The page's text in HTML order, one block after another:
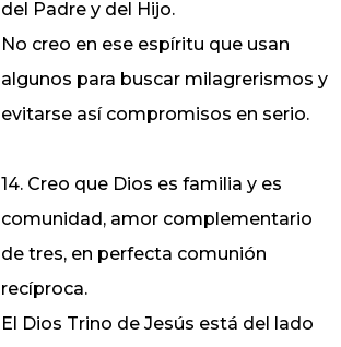
del Padre y del Hijo.
No creo en ese espíritu que usan
algunos para buscar milagrerismos y
evitarse así compromisos en serio.
14. Creo que Dios es familia y es
comunidad, amor complementario
de tres, en perfecta comunión
recíproca.
El Dios Trino de Jesús está del lado